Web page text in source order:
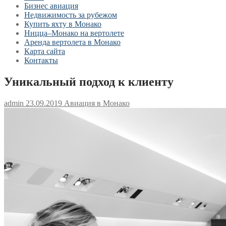
Бизнес авиация
Недвижимость за рубежом
Купить яхту в Монако
Ницца–Монако на вертолете
Аренда вертолета в Монако
Карта сайта
Контакты
Уникальный подход к клиенту
admin 23.09.2019 Авиация в Монако